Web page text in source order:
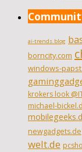
ai-trends.blog
borncity.com
windows-
krokers look
michael-
newgadgets.de
welt.de